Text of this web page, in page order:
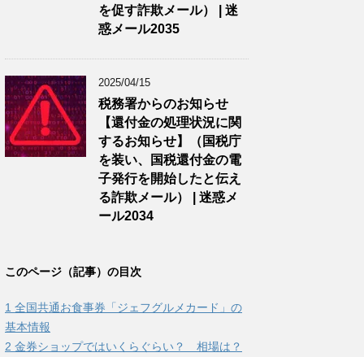
を促す詐欺メール） | 迷
惑メール2035
2025/04/15
税務署からのお知らせ
【還付金の処理状況に関
するお知らせ】（国税庁
を装い、国税還付金の電
子発行を開始したと伝え
る詐欺メール） | 迷惑メ
ール2034
このページ（記事）の目次
1 全国共通お食事券「ジェフグルメカード」の
基本情報
2 金券ショップではいくらぐらい？ 相場は？